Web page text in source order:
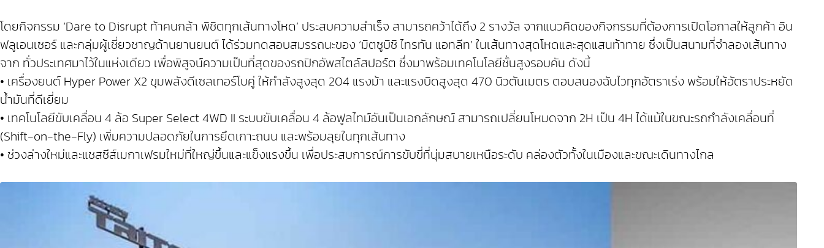
โดยกิจกรรม ‘Dare to Disrupt ท้าคนกล้า พิชิตทุกเส้นทางโหด’ ประสบความสำเร็จ สามารถคว้าได้ถึง 2 รางวัล จากแนวคิดของกิจกรรมที่ต้องการเปิดโอกาสให้ลูกค้า อิน
ฟลูเอนเซอร์ และกลุ่มผู้เชี่ยวชาญด้านยานยนต์ ได้ร่วมทดสอบสมรรถนะของ ‘มิตซูบิชิ ไทรทัน แอทลีท’ ในเส้นทางสุดโหดและสุดแสนท้าทาย ซึ่งเป็นสนามที่จำลองเส้นทาง
จาก ทั่วประเทศมาไว้ในแห่งเดียว เพื่อพิสูจน์ความเป็นที่สุดของรถปิกอัพสไตล์สปอร์ต ซึ่งมาพร้อมเทคโนโลยีชั้นสูงรอบคัน ดังนี้
• เครื่องยนต์ Hyper Power X2 ขุมพลังดีเซลเทอร์โบคู่ ให้กำลังสูงสุด 204 แรงม้า และแรงบิดสูงสุด 470 นิวตันเมตร ตอบสนองฉับไวทุกอัตราเร่ง พร้อมให้อัตราประหยัด
น้ำมันที่ดีเยี่ยม
• เทคโนโลยีขับเคลื่อน 4 ล้อ Super Select 4WD II ระบบขับเคลื่อน 4 ล้อฟูลไทม์อันเป็นเอกลักษณ์ สามารถเปลี่ยนโหมดจาก 2H เป็น 4H ได้แม้ในขณะรถกำลังเคลื่อนที่
(Shift-on-the-Fly) เพิ่มความปลอดภัยในการยึดเกาะถนน และพร้อมลุยในทุกเส้นทาง
• ช่วงล่างใหม่และแชสซีส์เมกาเฟรมใหม่ที่ใหญ่ขึ้นและแข็งแรงขึ้น เพื่อประสบการณ์การขับขี่ที่นุ่มสบายเหนือระดับ คล่องตัวทั้งในเมืองและขณะเดินทางไกล